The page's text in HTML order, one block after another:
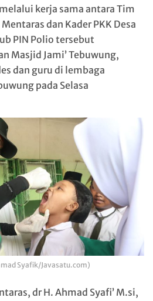
kerja sama antara Tim
dan Kader PKK Desa
PIN Polio tersebut
Masjid Jami’ Tebuwung,
dan guru di lembaga
pada Selasa
Syafik/Javasatu.com)
dr H. Ahmad Syafi’ M.si,